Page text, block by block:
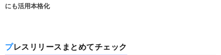
にも活用本格化
プレスリリースまとめてチェック